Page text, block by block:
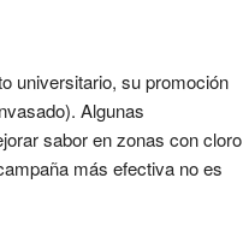
universitario, su promoción
Algunas
sabor en zonas con cloro
más efectiva no es